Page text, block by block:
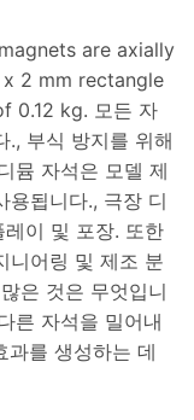
are axially
2 mm rectangle
0.12 kg. 모든 자
., 부식 방지를 위해
뮴 자석은 모델 제
용됩니다., 극장 디
이 및 포장. 또한
니어링 및 제조 분
은 것은 무엇입니
른 자석을 밀어내
과를 생성하는 데